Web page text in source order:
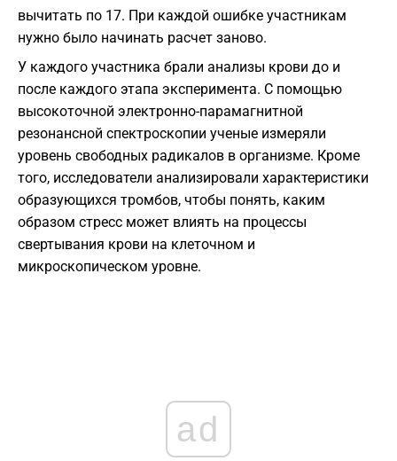
вычитать по 17. При каждой ошибке участникам
нужно было начинать расчет заново.
У каждого участника брали анализы крови до и
после каждого этапа эксперимента. С помощью
высокоточной электронно-парамагнитной
резонансной спектроскопии ученые измеряли
уровень свободных радикалов в организме. Кроме
того, исследователи анализировали характеристики
образующихся тромбов, чтобы понять, каким
образом стресс может влиять на процессы
свертывания крови на клеточном и
микроскопическом уровне.
ad